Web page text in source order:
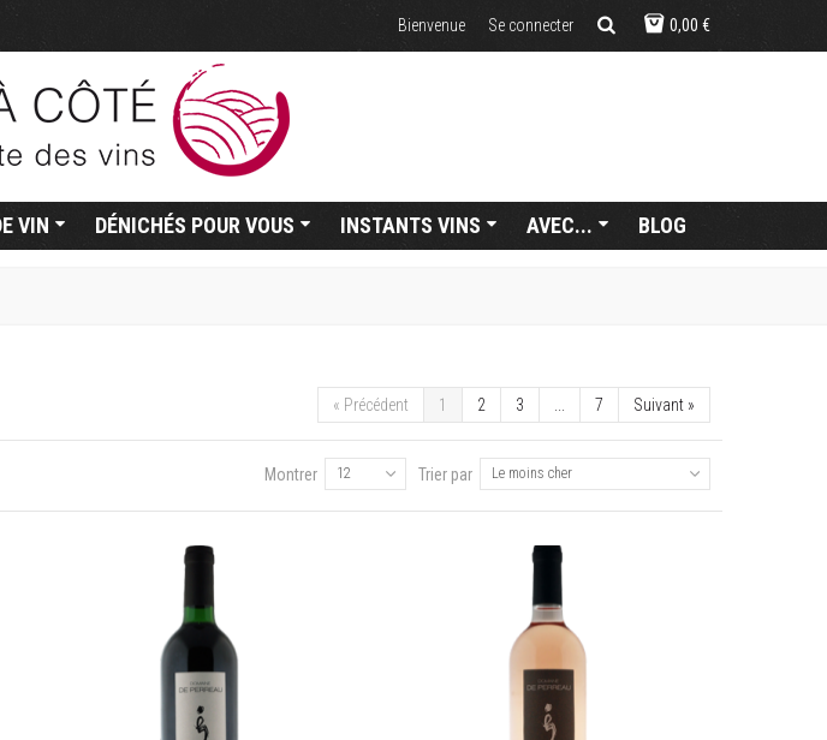
0,00 €
Bienvenue Se connecter
VIN DÉNICHÉS POUR VOUS INSTANTS VINS AVEC... BLOG
« Précédent 1 2 3 7 Suivant »
Trier par Le moins cher
Montrer 12